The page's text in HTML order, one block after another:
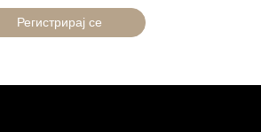
Регистрирај се